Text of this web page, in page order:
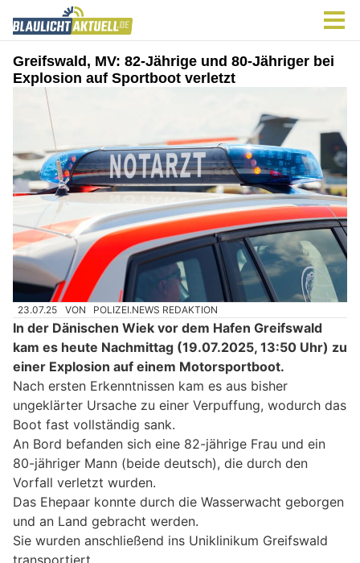
Greifswald, MV: 82-Jährige und 80-Jähriger bei
Explosion auf Sportboot verletzt
23.07.25 VON POLIZEI.NEWS REDAKTION
In der Dänischen Wiek vor dem Hafen Greifswald
kam es heute Nachmittag (19.07.2025, 13:50 Uhr) zu
einer Explosion auf einem Motorsportboot.
Nach ersten Erkenntnissen kam es aus bisher
ungeklärter Ursache zu einer Verpuffung, wodurch das
Boot fast vollständig sank.
An Bord befanden sich eine 82-jährige Frau und ein
80-jähriger Mann (beide deutsch), die durch den
Vorfall verletzt wurden.
Das Ehepaar konnte durch die Wasserwacht geborgen
und an Land gebracht werden.
Sie wurden anschließend ins Uniklinikum Greifswald